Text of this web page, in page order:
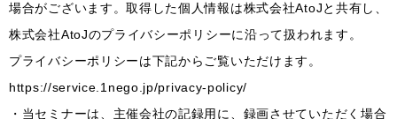
場合がございます。取得した個人情報は株式会社AtoJと共有し、
株式会社AtoJのプライバシーポリシーに沿って扱われます。
プライバシーポリシーは下記からご覧いただけます。
https://service.1nego.jp/privacy-policy/
・当セミナーは、主催会社の記録用に、録画させていただく場合